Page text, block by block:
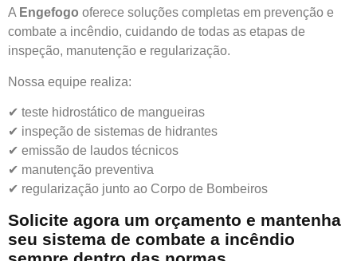
A Engefogo oferece soluções completas em prevenção e
combate a incêndio, cuidando de todas as etapas de
inspeção, manutenção e regularização.
Nossa equipe realiza:
✔ teste hidrostático de mangueiras
✔ inspeção de sistemas de hidrantes
✔ emissão de laudos técnicos
✔ manutenção preventiva
✔ regularização junto ao Corpo de Bombeiros
Solicite agora um orçamento e mantenha
seu sistema de combate a incêndio